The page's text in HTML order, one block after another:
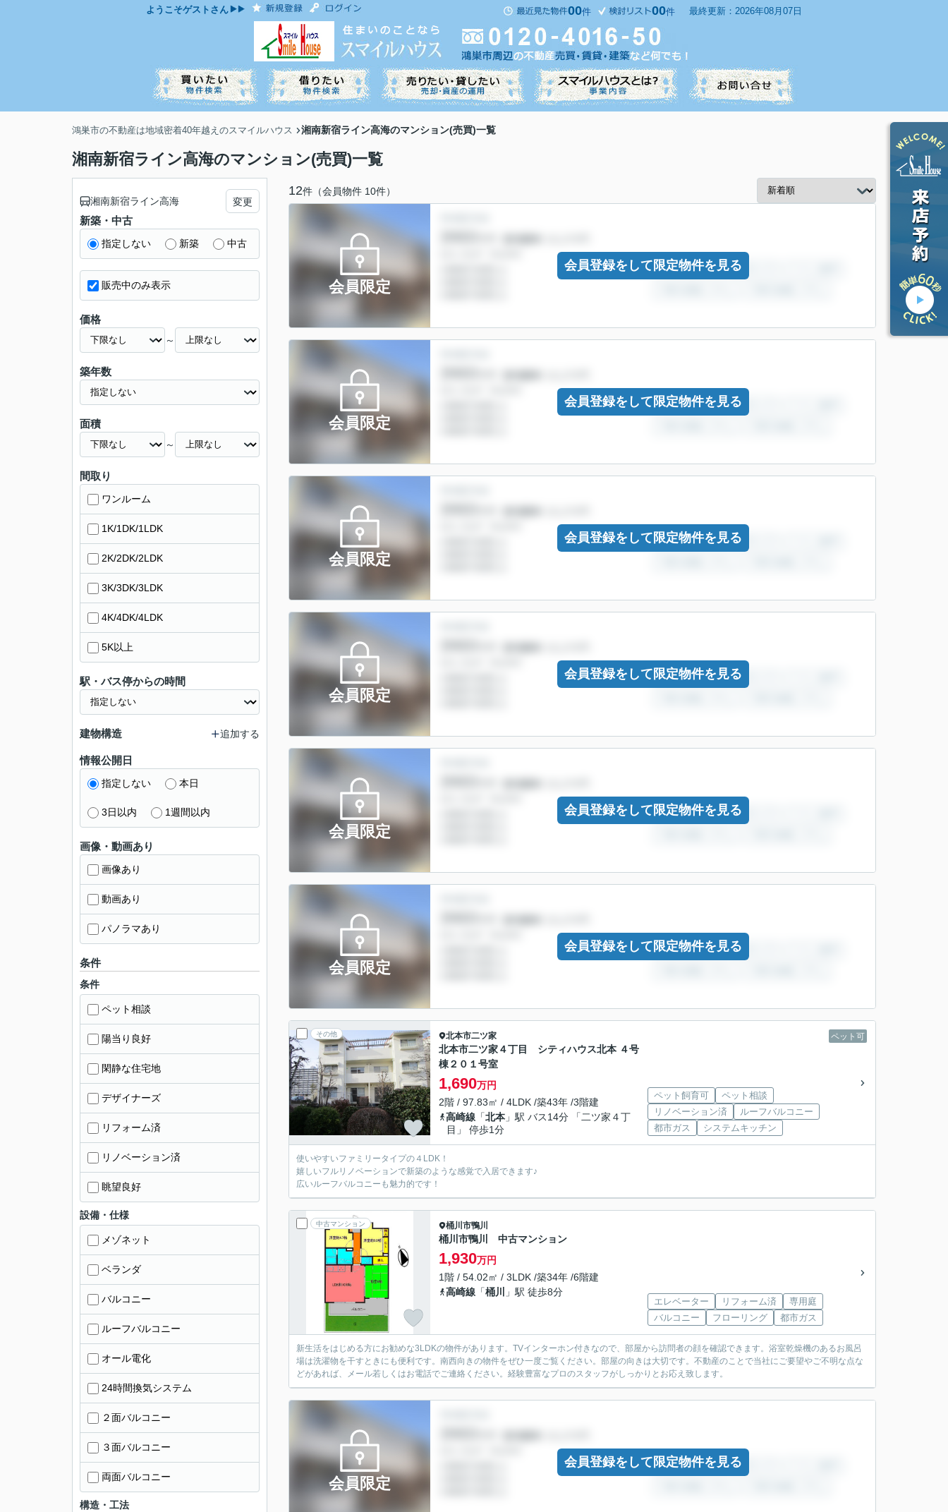
ようこそゲスト さん 00件 00件 最終更新：2026年08月07日
鴻巣市の不動産は地域密着40年越えのスマイルハウス 湘南新宿ライン高海のマンション(売買)一覧
湘南新宿ライン高海のマンション(売買)一覧
12件（会員物件 10件）
会員限定
会員登録をして限定物件を見る
会員限定
会員登録をして限定物件を見る
会員限定
会員登録をして限定物件を見る
会員限定
会員登録をして限定物件を見る
会員限定
会員登録をして限定物件を見る
会員限定
会員登録をして限定物件を見る
その他 ペット可
北本市二ツ家
北本市二ツ家４丁目 シティハウス北本 ４号
棟２０１号室
1,690万円
2階 / 97.83㎡ / 4LDK /築43年 /3階建
高崎線 「北本 」駅 バス14分 「二ツ家４丁
目」 停歩1分
ペット飼育可
ペット相談
リノベーション済
ルーフバルコニー
都市ガス
システムキッチン
使いやすいファミリータイプの４LDK！
嬉しいフルリノベーションで新築のような感覚で入居できます♪
広いルーフバルコニーも魅力的です！
中古マンション 桶川市鴨川
桶川市鴨川 中古マンション
1,930万円
1階 / 54.02㎡ / 3LDK /築34年 /6階建
高崎線 「桶川 」駅 徒歩8分
エレベーター リフォーム済
専用庭
バルコニー
フローリング 都市ガス
新生活をはじめる方にお勧めな3LDKの物件があります。TVインターホン付きなので、部屋から訪問者の顔を確認できます。浴室乾燥機のあるお風呂
場は洗濯物を干すときにも便利です。南西向きの物件をぜひ一度ご覧ください。部屋の向きは大切です。不動産のことで当社にご要望やご不明な点な
どがあれば、メール若しくはお電話でご連絡ください。経験豊富なプロのスタッフがしっかりとお応え致します。
会員限定
会員登録をして限定物件を見る
湘南新宿ライン高海 変更
新築・中古
指定しない 新築 中古
販売中のみ表示
価格
～
築年数
面積
～
間取り
ワンルーム
1K/1DK/1LDK
2K/2DK/2LDK
3K/3DK/3LDK
4K/4DK/4LDK
5K以上
駅・バス停からの時間
建物構造 追加する
情報公開日
指定しない 本日
3日以内 1週間以内
画像・動画あり
画像あり
動画あり
パノラマあり
条件
条件
ペット相談
陽当り良好
閑静な住宅地
デザイナーズ
リフォーム済
リノベーション済
眺望良好
設備・仕様
メゾネット
ベランダ
バルコニー
ルーフバルコニー
オール電化
24時間換気システム
２面バルコニー
３面バルコニー
両面バルコニー
構造・工法